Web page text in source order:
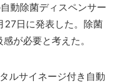
動除菌ディスペンサー
日に発表した。除菌
が必要と考えた。
ルサイネージ付き自動